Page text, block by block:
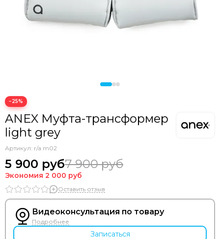
−25%
ANEX Муфта-трансформер
light grey
Артикул: r/a m02
5 900 руб7 900 руб
Экономия 2 000 руб
Оставить отзыв
Видеоконсультация по товару
Подробнее
Записаться